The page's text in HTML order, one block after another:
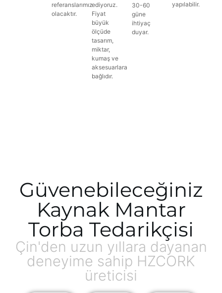
referanslarımız
olacaktır.
ediyoruz.
Fiyat
büyük
ölçüde
tasarım,
miktar,
kumaş ve
aksesuarlara
bağlıdır.
30-60
güne
ihtiyaç
duyar.
yapılabilir.
Güvenebileceğiniz
Kaynak Mantar
Torba Tedarikçisi
Çin'den uzun yıllara dayanan
deneyime sahip HZCORK
üreticisi